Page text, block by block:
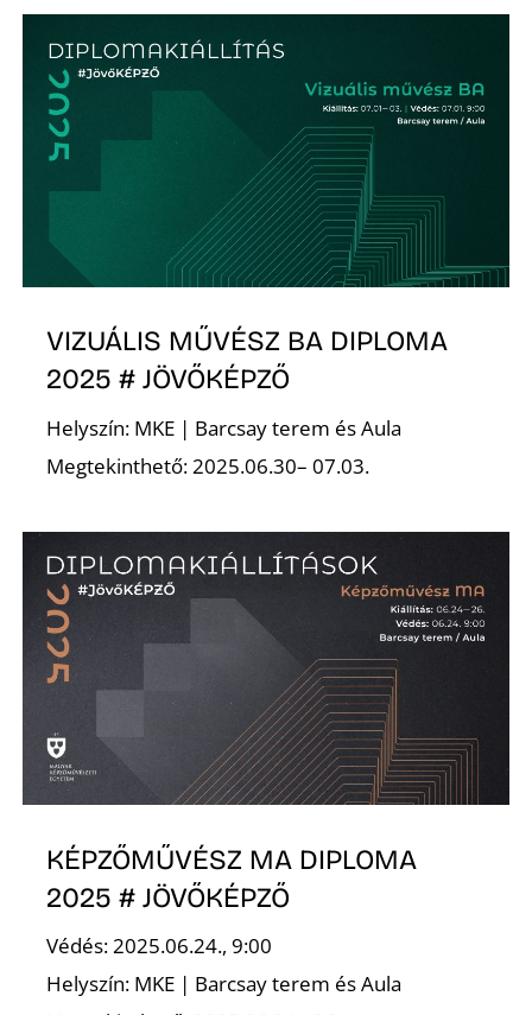
VIZUÁLIS MŰVÉSZ BA DIPLOMA
2025 # JÖVŐKÉPZŐ
Helyszín: MKE | Barcsay terem és Aula
Megtekinthető: 2025.06.30– 07.03.
KÉPZŐMŰVÉSZ MA DIPLOMA
2025 # JÖVŐKÉPZŐ
Védés: 2025.06.24., 9:00
Helyszín: MKE | Barcsay terem és Aula